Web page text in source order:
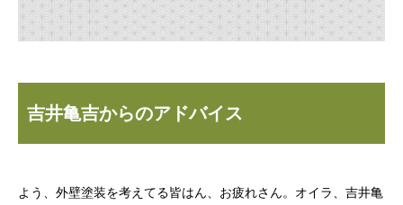
吉井亀吉からのアドバイス
よう、外壁塗装を考えてる皆はん、お疲れさん。オイラ、吉井亀